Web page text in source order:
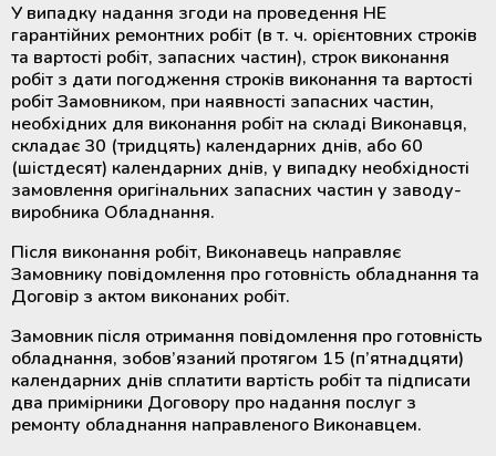
У випадку надання згоди на проведення НЕ
гарантійних ремонтних робіт (в т. ч. орієнтовних строків
та вартості робіт, запасних частин), строк виконання
робіт з дати погодження строків виконання та вартості
робіт Замовником, при наявності запасних частин,
необхідних для виконання робіт на складі Виконавця,
складає 30 (тридцять) календарних днів, або 60
(шістдесят) календарних днів, у випадку необхідності
замовлення оригінальних запасних частин у заводу-
виробника Обладнання.
Після виконання робіт, Виконавець направляє
Замовнику повідомлення про готовність обладнання та
Договір з актом виконаних робіт.
Замовник після отримання повідомлення про готовність
обладнання, зобов’язаний протягом 15 (п’ятнадцяти)
календарних днів сплатити вартість робіт та підписати
два примірники Договору про надання послуг з
ремонту обладнання направленого Виконавцем.